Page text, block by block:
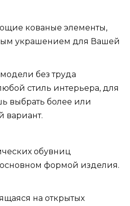
кованые элементы,
украшением для Вашей
без труда
стиль интерьера, для
выбрать более или
вариант.
обувниц
основном формой изделия.
на открытых